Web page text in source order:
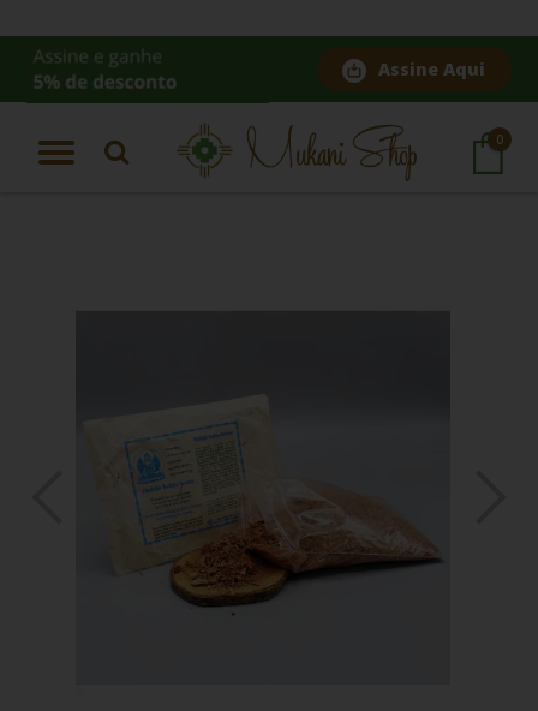
Assine Aqui
0
Página Inicial |
Incenso Defumador Tibetano em Pó Medicine Buddha | Incenso Puro